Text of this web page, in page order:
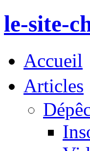
le-site-
Accueil
Articles